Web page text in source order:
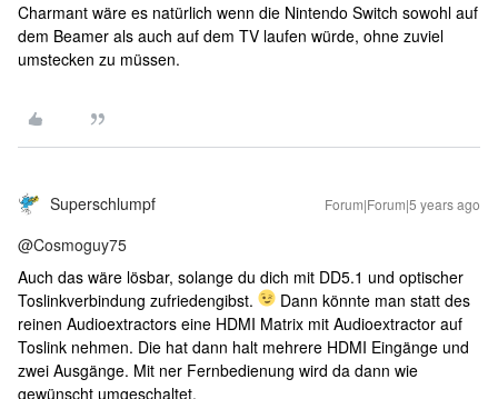
Charmant wäre es natürlich wenn die Nintendo Switch sowohl auf
dem Beamer als auch auf dem TV laufen würde, ohne zuviel
umstecken zu müssen.
Superschlumpf Forum|Forum|5 years ago
@Cosmoguy75
Auch das wäre lösbar, solange du dich mit DD5.1 und optischer
Toslinkverbindung zufriedengibst.
Dann könnte man statt des
reinen Audioextractors eine HDMI Matrix mit Audioextractor auf
Toslink nehmen. Die hat dann halt mehrere HDMI Eingänge und
zwei Ausgänge. Mit ner Fernbedienung wird da dann wie
gewünscht umgeschaltet.